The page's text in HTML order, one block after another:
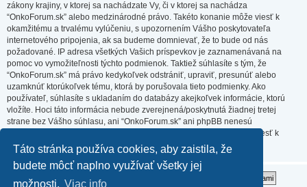
Táto stránka používa cookies, aby zaistila, že
budete môcť naplno využívať všetky jej
možnosti. Viac info
zákony krajiny, v ktorej sa nachádzate Vy, či v ktorej sa nachádza
“OnkoForum.sk” alebo medzinárodné právo. Takéto konanie môže viesť k
okamžitému a trvalému vylúčeniu, s upozornením Vášho poskytovateľa
internetového pripojenia, ak sa budeme domnievať, že to bude od nás
požadované. IP adresa všetkých Vašich príspevkov je zaznamenávaná na
pomoc vo vymožiteľnosti týchto podmienok. Taktiež súhlasíte s tým, že
“OnkoForum.sk” má právo kedykoľvek odstrániť, upraviť, presunúť alebo
uzamknúť ktorúkoľvek tému, ktorá by porušovala tieto podmienky. Ako
používateľ, súhlasíte s ukladaním do databázy akejkoľvek informácie, ktorú
vložíte. Hoci táto informácia nebude zverejnená/poskytnutá žiadnej tretej
strane bez Vášho súhlasu, ani “OnkoForum.sk” ani phpBB nenesú
zodpovednosť za akýkoľvek pokus o prienik (hacking), ktorý môže viesť k
zneužitiu týchto údajov.